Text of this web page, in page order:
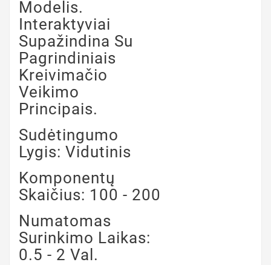
Modelis.
Interaktyviai
Supažindina Su
Pagrindiniais
Kreivimačio
Veikimo
Principais.
Sudėtingumo
Lygis: Vidutinis
Komponentų
Skaičius: 100 - 200
Numatomas
Surinkimo Laikas:
0.5 - 2 Val.